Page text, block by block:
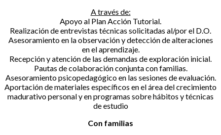
A través de:
Apoyo al Plan Acción Tutorial.
Realización de entrevistas técnicas solicitadas al/por el D.O.
Asesoramiento en la observación y detección de alteraciones
en el aprendizaje.
Recepción y atención de las demandas de exploración inicial.
Pautas de colaboración conjunta con familias.
Asesoramiento psicopedagógico en las sesiones de evaluación.
Aportación de materiales específicos en el área del crecimiento
madurativo personal y en programas sobre hábitos y técnicas
de estudio
Con familias